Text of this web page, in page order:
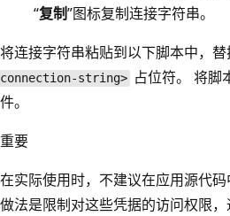
“复制”图标复制连接字符串。
将连接字符串粘贴到以下脚本中，替
connection-string> 占位符。 将脚
件。
重要
在实际使用时，不建议在应用源代
做法是限制对这些凭据的访问权限